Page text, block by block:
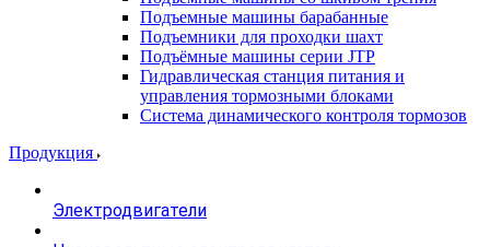
Подъемные машины барабанные
Подъемники для проходки шахт
Подъёмные машины серии JTP
Гидравлическая станция питания и
управления тормозными блоками
Система динамического контроля тормозов
Продукция
Электродвигатели